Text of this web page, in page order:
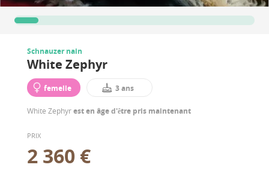
Schnauzer nain
White Zephyr
femelle 3 ans
White Zephyrest en âge d'être pris maintenant
PRIX
2 360 €